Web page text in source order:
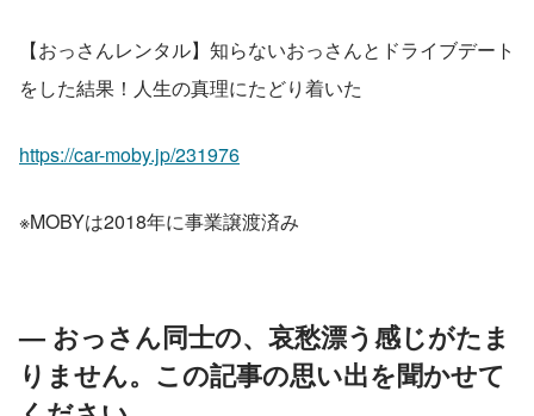
【おっさんレンタル】知らないおっさんとドライブデート
をした結果！人生の真理にたどり着いた
https://car-moby.jp/231976
※MOBYは2018年に事業譲渡済み
— おっさん同士の、哀愁漂う感じがたま
りません。この記事の思い出を聞かせて